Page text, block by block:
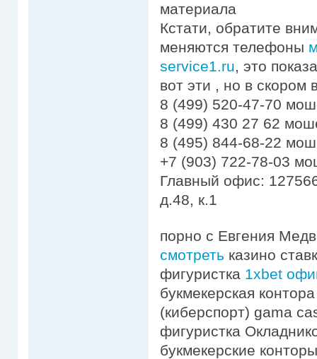
материала
Кстати, обратите
меняются телефоны
service1.ru, это
вот эти , но в скором
8 (499) 520-47-70
8 (499) 430 27 62
8 (495) 844-68-22
+7 (903) 722-78-03
Главный офис:
д.48, к.1
порно с Евгения
смотреть казино
фигуристка 1xbet
букмекерская
(киберспорт) gama
фигуристка
букмекерские